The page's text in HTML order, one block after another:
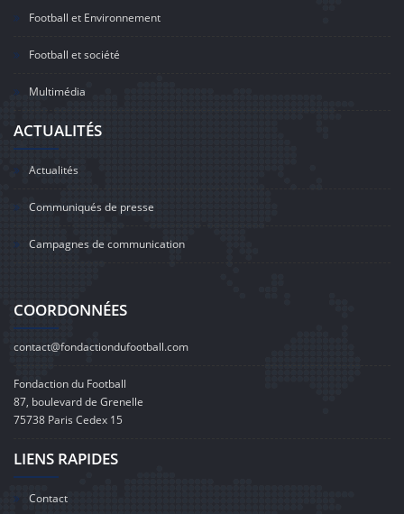
Football et Environnement
Football et société
Multimédia
ACTUALITÉS
Actualités
Communiqués de presse
Campagnes de communication
COORDONNÉES
contact@fondactiondufootball.com
Fondaction du Football
87, boulevard de Grenelle
75738 Paris Cedex 15
LIENS RAPIDES
Contact